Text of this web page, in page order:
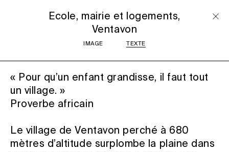
IMAGE TEXTE
Ecole, mairie et logements,
Ventavon
« Pour qu’un enfant grandisse, il faut tout
un village. »
Proverbe africain
Le village de Ventavon perché à 680
mètres d’altitude surplombe la plaine dans